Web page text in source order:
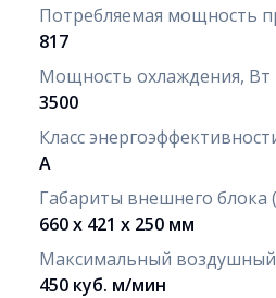
Потребляемая мощность
817
Мощность охлаждения, Вт
3500
Класс
A
Габариты внешнего блока
660 х 421 х 250 мм
Максимальный
450 куб. м/мин